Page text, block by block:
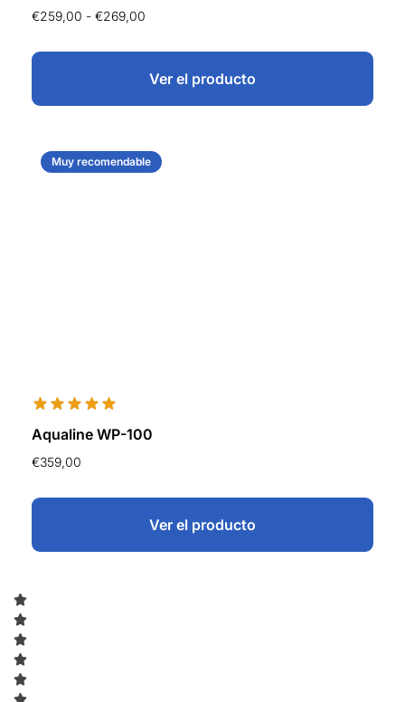
€259,00 - €269,00
Ver el producto
Muy recomendable
Aqualine WP-100
€359,00
Ver el producto